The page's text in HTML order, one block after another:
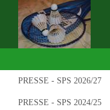
PRESSE - SPS 2026/27
PRESSE - SPS 2024/25